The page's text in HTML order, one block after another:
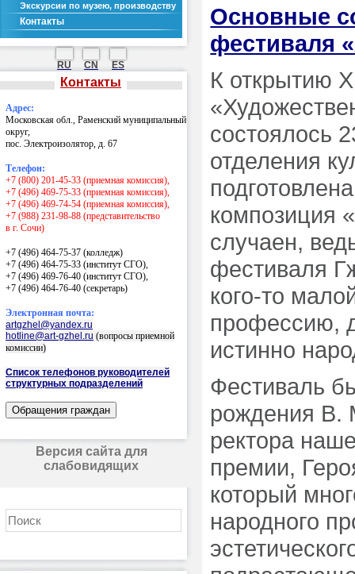
Экскурсии по музею, производству
Контакты
RU CN ES
Контакты
Адрес:
Московская обл., Раменский муниципальный
округ,
пос. Электроизолятор, д. 67
Телефон:
+7 (800) 201-45-33 (приемная комиссия),
+7 (496) 469-75-33 (приемная комиссия),
+7 (496) 469-74-54 (приемная комиссия),
+7 (988) 231-98-88 (представительство
в г. Сочи)
+7 (496) 464-75-37 (колледж)
+7 (496) 464-75-33 (институт СГО),
+7 (496) 469-76-40 (институт СГО),
+7 (496) 464-76-40 (секретарь)
Электронная почта:
artgzhel@yandex.ru
hotline@art-gzhel.ru (вопросы приемной
комиссии)
Список телефонов руководителей
структурных подразделений
Версия сайта для
слабовидящих
Основные
фестиваля
К открытию
состоялось
отделения
композиция
случаен,
фестиваля
кого-то
профессию,
истинно
Фестиваль
рождения В.
ректора
премии,
который
народного